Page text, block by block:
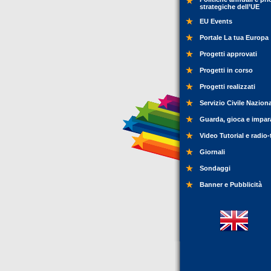
strategiche dell’UE
EU Events
Portale La tua Europa
Progetti approvati
Progetti in corso
Progetti realizzati
Servizio Civile
Guarda, gioca e
Video Tutorial e
Giornali
Sondaggi
Banner e Pubblicità